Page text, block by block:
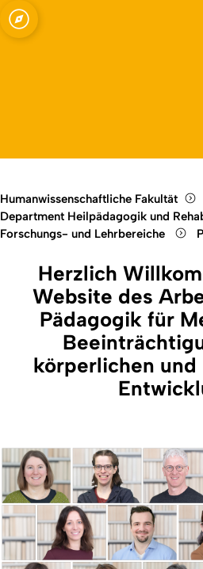
und
Open quicklink menu
Humanwissenschaftliche Fakultät
Department Heilpädagogik und
Forschungs- und Lehrbereiche
Herzlich
Website des
Pädagogik für
körperlichen